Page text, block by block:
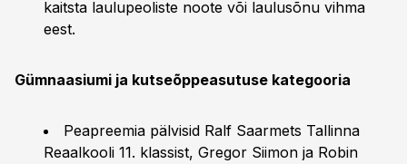
kaitsta laulupeoliste noote või laulusõnu vihma
eest.
Gümnaasiumi ja kutseõppeasutuse kategooria
Peapreemia pälvisid Ralf Saarmets Tallinna
Reaalkooli 11. klassist, Gregor Siimon ja Robin